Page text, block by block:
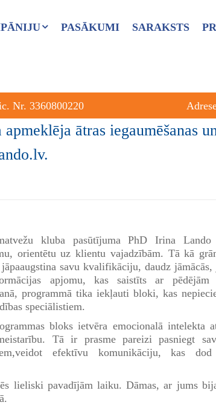
PASĀKUMI SARAKSTS
Nr. 3360800220
ātras iegaumēšanas
kluba pasūtījuma PhD Irina Lando
orientētu uz klientu vajadzībām. Tā kā
savu kvalifikāciju, daudz jāmācās,
apjomu, kas saistīts ar pēdējām
programmā tika iekļauti bloki, kas
speciālistiem.
bloks ietvēra emocionalā intelekta
Tā ir prasme pareizi pasniegt
efektīvu komunikāciju, kas dod
lieliski pavadījām laiku. Dāmas, ar jums